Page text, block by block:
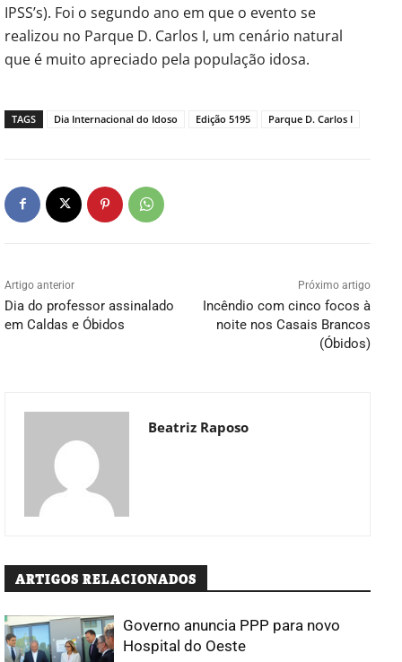
IPSS’s). Foi o segundo ano em que o evento se
realizou no Parque D. Carlos I, um cenário natural
que é muito apreciado pela população idosa.
TAGS Dia Internacional do Idoso Edição 5195 Parque D. Carlos I
Artigo anterior
Dia do professor assinalado
em Caldas e Óbidos
Próximo artigo
Incêndio com cinco focos à
noite nos Casais Brancos
(Óbidos)
Beatriz Raposo
ARTIGOS RELACIONADOS
Governo anuncia PPP para novo
Hospital do Oeste